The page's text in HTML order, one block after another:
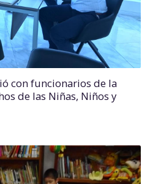
con funcionarios de la
de las Niñas, Niños y